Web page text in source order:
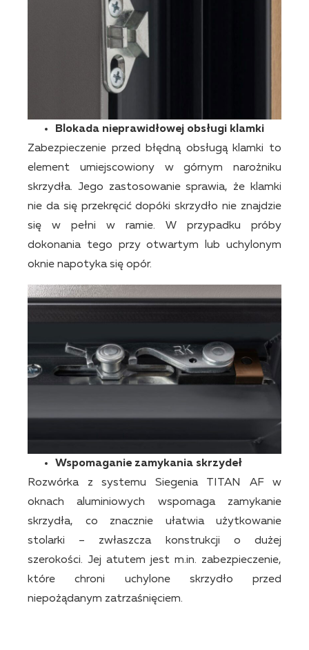
Blokada nieprawidłowej obsługi klamki
Zabezpieczenie przed błędną obsługą klamki to
element umiejscowiony w górnym narożniku
skrzydła. Jego zastosowanie sprawia, że klamki
nie da się przekręcić dopóki skrzydło nie znajdzie
się w pełni w ramie. W przypadku próby
dokonania tego przy otwartym lub uchylonym
oknie napotyka się opór.
Wspomaganie zamykania skrzydeł
Rozwórka z systemu Siegenia TITAN AF w
oknach aluminiowych wspomaga zamykanie
skrzydła, co znacznie ułatwia użytkowanie
stolarki – zwłaszcza konstrukcji o dużej
szerokości. Jej atutem jest m.in. zabezpieczenie,
które chroni uchylone skrzydło przed
niepożądanym zatrzaśnięciem.